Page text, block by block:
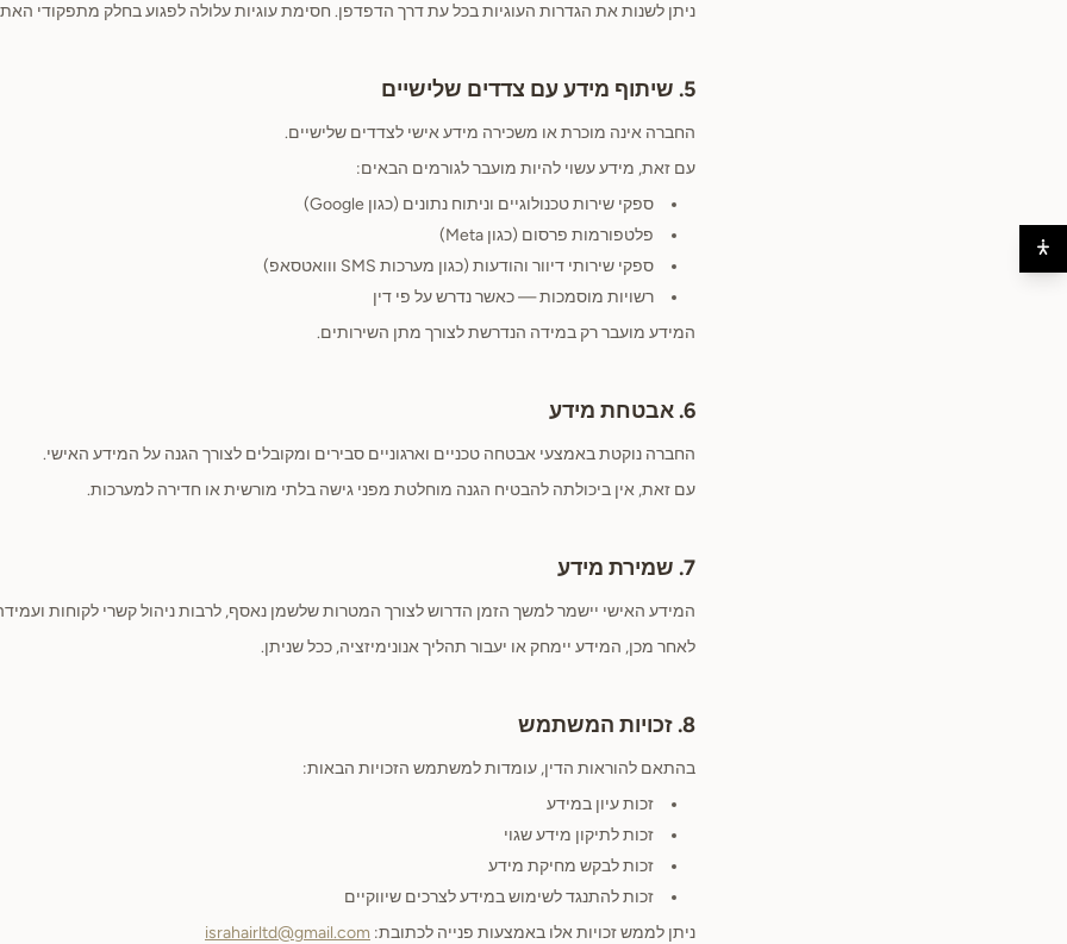
ניתן לשנות את הגדרות העוגיות בכל עת דרך הדפדפן. חסימת עוגיות עלולה לפגוע בחלק מתפקודי
5. שיתוף מידע עם צדדים שלישיים
החברה אינה מוכרת או משכירה מידע אישי לצדדים שלישיים.
עם זאת, מידע עשוי להיות מועבר לגורמים הבאים:
ספקי שירות טכנולוגיים וניתוח נתונים (כגון Google)
פלטפורמות פרסום (כגון Meta)
ספקי שירותי דיוור והודעות (כגון מערכות SMS ווואטסאפ)
רשויות מוסמכות — כאשר נדרש על פי דין
המידע מועבר רק במידה הנדרשת לצורך מתן השירותים.
6. אבטחת מידע
החברה נוקטת באמצעי אבטחה טכניים וארגוניים סבירים ומקובלים לצורך הגנה על המידע האישי.
עם זאת, אין ביכולתה להבטיח הגנה מוחלטת מפני גישה בלתי מורשית או חדירה למערכות.
7. שמירת מידע
המידע האישי יישמר למשך הזמן הדרוש לצורך המטרות שלשמן נאסף, לרבות ניהול קשרי לקוחות
לאחר מכן, המידע יימחק או יעבור תהליך אנונימיזציה, ככל שניתן.
8. זכויות המשתמש
בהתאם להוראות הדין, עומדות למשתמש הזכויות הבאות:
זכות עיון במידע
זכות לתיקון מידע שגוי
זכות לבקש מחיקת מידע
זכות להתנגד לשימוש במידע לצרכים שיווקיים
ניתן לממש זכויות אלו באמצעות פנייה לכתובת: israhairltd@gmail.com